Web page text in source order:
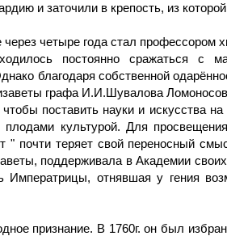
и заточили в крепость, из
четыре года стал
постоянно сражаться с
благодаря собственной
графа И.И.Шувалова
поставить науки и
культурой. Для
почти теряет свой переносный
поддерживала в Академии
отнявшая у гения
признание. В 1760г. он был